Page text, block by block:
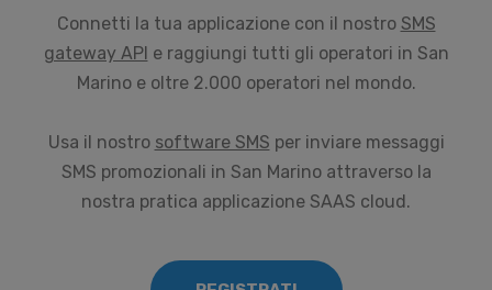
Connetti la tua applicazione con il nostro SMS
gateway API e raggiungi tutti gli operatori in San
Marino e oltre 2.000 operatori nel mondo.
Usa il nostro software SMS per inviare messaggi
SMS promozionali in San Marino attraverso la
nostra pratica applicazione SAAS cloud.